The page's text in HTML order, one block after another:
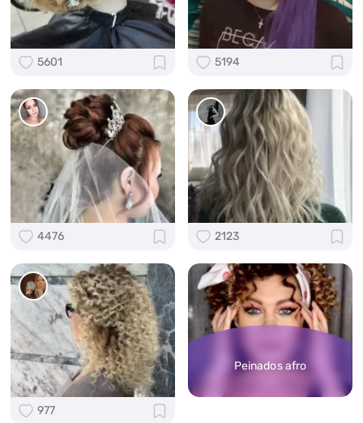
5601 5194
4476 2123
977
Peinados afro